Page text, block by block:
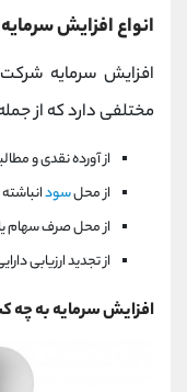
انواع افزایش سرمایه
افزایش سرمایه
مختلفی دارد که از
از آورده نقدی و
از محلسودانباشته
از محل صرف سهام
از تجدید ارزیابی
افزایش سرمایه به چه